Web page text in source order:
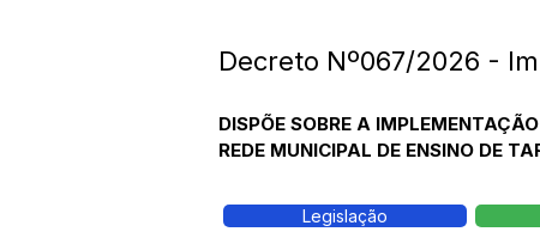
Decreto Nº067/2026 -
DISPÕE SOBRE A
REDE MUNICIPAL DE ENSINO DE
Legislação